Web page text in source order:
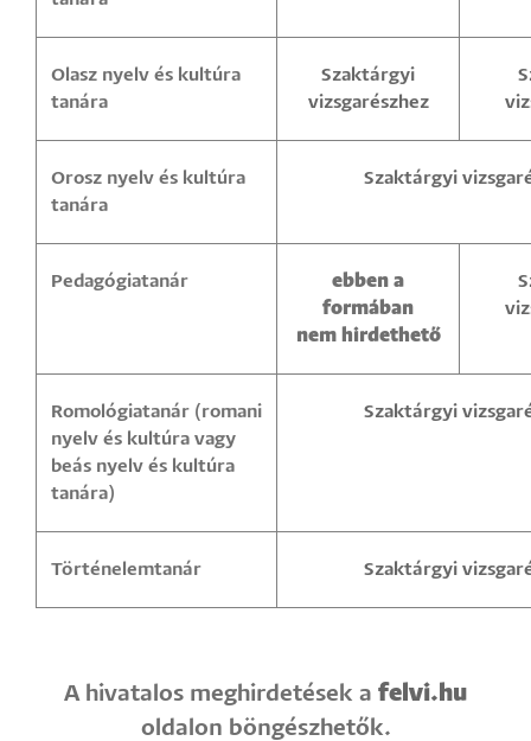
Olasz nyelv és kultúra
tanára
Szaktárgyi
vizsgarészhez
Orosz nyelv és kultúra
tanára
Szaktárgyi
Pedagógiatanár
ebben a
formában
nem hirdethető
Romológiatanár (romani
nyelv és kultúra vagy
beás nyelv és kultúra
tanára)
Szaktárgyi
Történelemtanár Szaktárgyi
A hivatalos meghirdetések a felvi.hu
oldalon böngészhetők.